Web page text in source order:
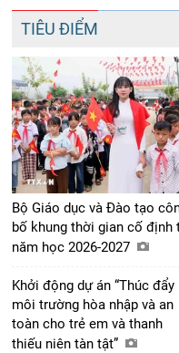
TIÊU ĐIỂM
Bộ Giáo dục và Đào tạo
bố khung thời gian cố định
năm học 2026-2027
Khởi động dự án “Thúc đẩy
môi trường hòa nhập và an
toàn cho trẻ em và thanh
thiếu niên tàn tật”